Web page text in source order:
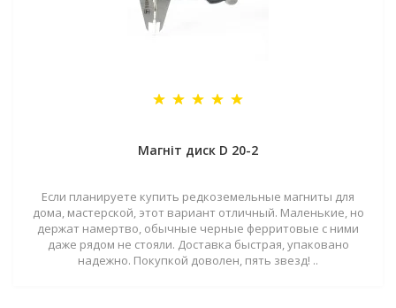
Магніт диск D 20-2
Если планируете купить редкоземельные магниты для
дома, мастерской, этот вариант отличный. Маленькие, но
держат намертво, обычные черные ферритовые с ними
даже рядом не стояли. Доставка быстрая, упаковано
надежно. Покупкой доволен, пять звезд! ..